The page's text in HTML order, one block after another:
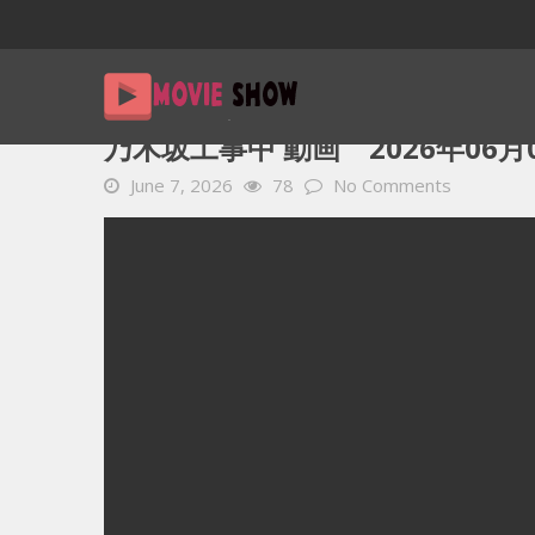
Home
乃木坂工事中 動画 2026年06月
June 7, 2026 78 No Comments